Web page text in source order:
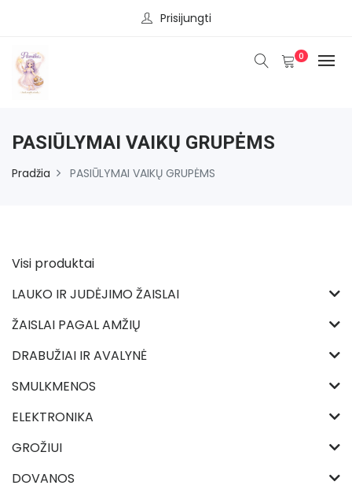
Prisijungti
0
PASIŪLYMAI VAIKŲ GRUPĖMS
Pradžia PASIŪLYMAI VAIKŲ GRUPĖMS
Visi produktai
LAUKO IR JUDĖJIMO ŽAISLAI
ŽAISLAI PAGAL AMŽIŲ
DRABUŽIAI IR AVALYNĖ
SMULKMENOS
ELEKTRONIKA
GROŽIUI
DOVANOS